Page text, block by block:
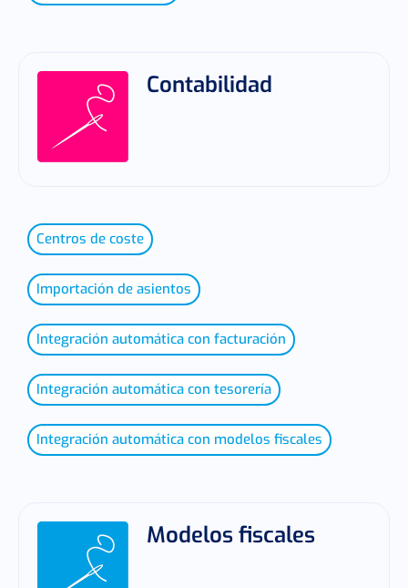
Contabilidad
Centros de coste
Importación de asientos
Integración automática con facturación
Integración automática con tesorería
Integración automática con modelos fiscales
Modelos fiscales